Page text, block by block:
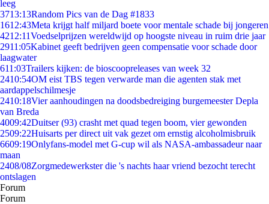
leeg
3713:13Random Pics van de Dag #1833
1612:43Meta krijgt half miljard boete voor mentale schade bij jongeren
4212:11Voedselprijzen wereldwijd op hoogste niveau in ruim drie jaar
2911:05Kabinet geeft bedrijven geen compensatie voor schade door
laagwater
611:03Trailers kijken: de bioscoopreleases van week 32
2410:54OM eist TBS tegen verwarde man die agenten stak met
aardappelschilmesje
2410:18Vier aanhoudingen na doodsbedreiging burgemeester Depla
van Breda
4009:42Duitser (93) crasht met quad tegen boom, vier gewonden
2509:22Huisarts per direct uit vak gezet om ernstig alcoholmisbruik
6609:19Onlyfans-model met G-cup wil als NASA-ambassadeur naar
maan
2408/08Zorgmedewerkster die 's nachts haar vriend bezocht terecht
ontslagen
Forum
Forum